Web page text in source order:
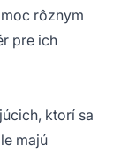
rôznym
pre ich
ktorí sa
majú